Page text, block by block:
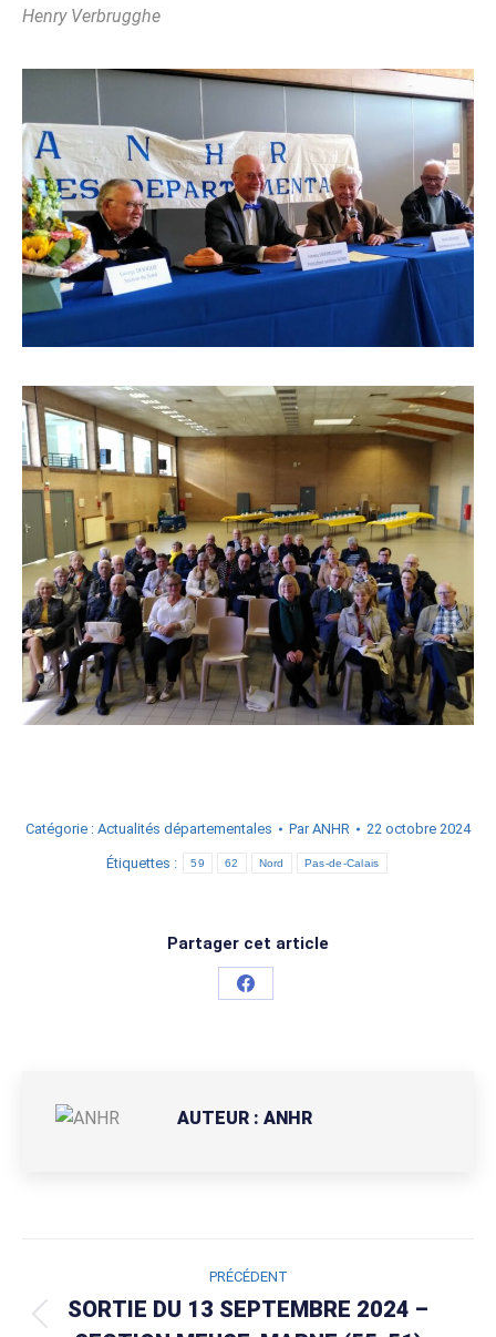
Henry Verbrugghe
Catégorie : Actualités départementales ParANHR 22 octobre 2024
Étiquettes : 59 62 Nord Pas-de-Calais
Partager cet article
Partager
AUTEUR : ANHR
NAVIGATION
ARTICLE
PRÉCÉDENT
SORTIE DU 13 SEPTEMBRE 2024 –